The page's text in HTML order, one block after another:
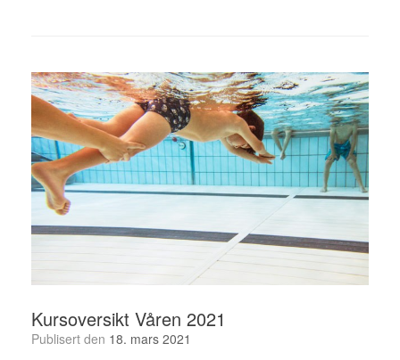
Kursoversikt Våren 2021
Publisert den 18. mars 2021